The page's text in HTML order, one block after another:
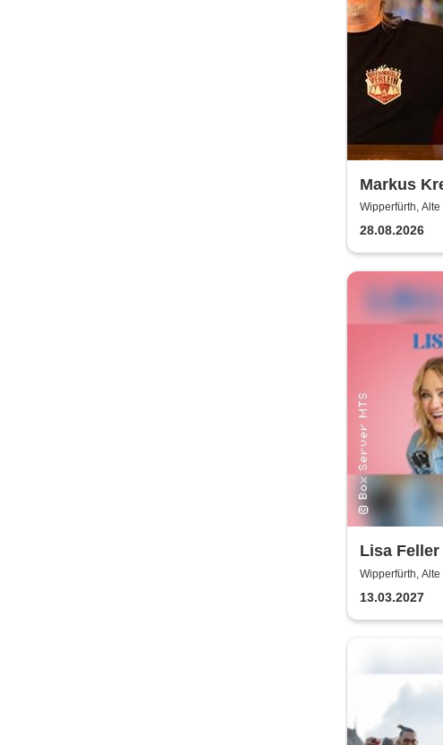
Markus
Wipperfürth,
28.08.2026
Lisa
Wipperfürth,
13.03.2027